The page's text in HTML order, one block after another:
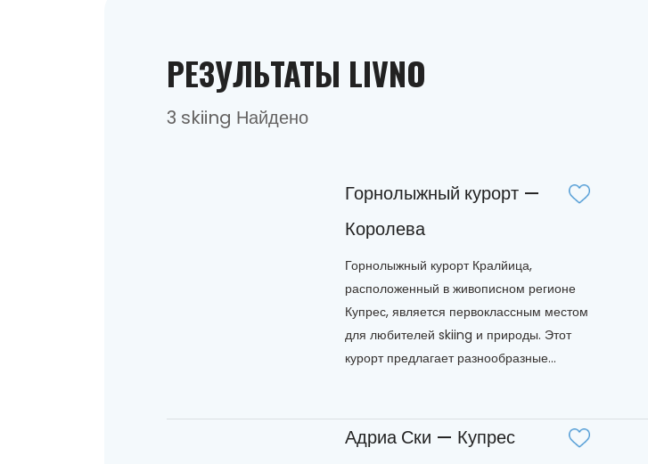
РЕЗУЛЬТАТЫ LIVNO
3 skiing Найдено
Горнолыжный курорт —
Королева
Горнолыжный курорт Кралйица,
расположенный в живописном регионе
Купрес, является первоклассным местом
для любителей skiing и природы. Этот
курорт предлагает разнообразные...
Адриа Ски — Купрес